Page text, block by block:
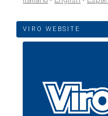
VIRO WEBSITE